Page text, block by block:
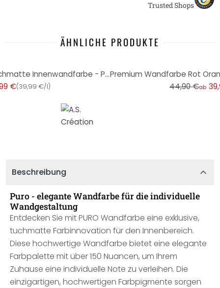
Trusted Shops
ÄHNLICHE PRODUKTE
Premium Wandfarbe Rot - Tuchmatte Innenwandfarbe - PURO c9008 dusty orange
€(39,99 €/l) 44,90 €ab
Beschreibung
Puro - elegante Wandfarbe für die individuelle
Wandgestaltung
Entdecken Sie mit PURO Wandfarbe eine exklusive,
tuchmatte Farbinnovation für den Innenbereich.
Diese hochwertige Wandfarbe bietet eine elegante
Farbpalette mit über 150 Nuancen, um Ihrem
Zuhause eine individuelle Note zu verleihen. Die
einzigartigen, hochwertigen Farbpigmente sorgen